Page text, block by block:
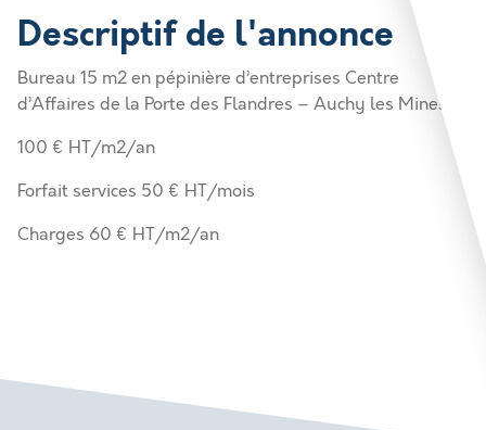
Descriptif de l'annonce
Bureau 15 m2 en pépinière d’entreprises Centre
d’Affaires de la Porte des Flandres – Auchy les Mines
100 € HT/m2/an
Forfait services 50 € HT/mois
Charges 60 € HT/m2/an